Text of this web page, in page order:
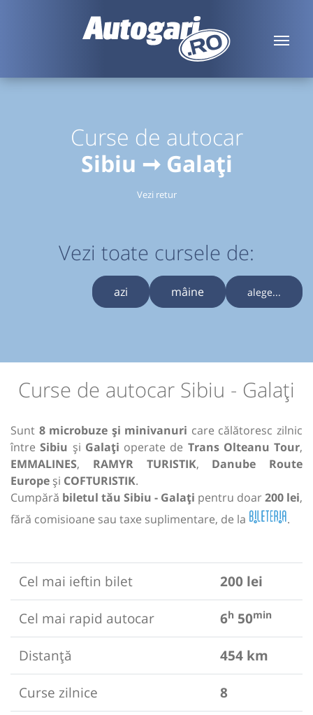
Curse de autocar
Sibiu ➞ Galați
Vezi retur
Vezi toate cursele de:
azi mâine alege...
Curse de autocar Sibiu - Galați
Sunt 8 microbuze și minivanuri care călătoresc zilnic
întreSibiu și Galați operate de Trans Olteanu Tour,
EMMALINES, RAMYR TURISTIK, Danube Route
Europe și COFTURISTIK.
Cumpără biletul tău Sibiu - Galați pentru doar200 lei,
fără comisioane sau taxe suplimentare, de la
.
Cel mai ieftin bilet
200 lei
Cel mai rapid autocar
6h 50min
Distanță
454 km
Curse zilnice
8